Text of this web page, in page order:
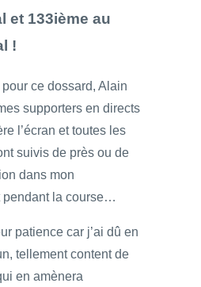
et 133ième au
!
ce dossard, Alain
supporters en directs
l’écran et toutes les
suivis de près ou de
dans mon
pendant la course…
patience car j’ai dû en
tellement content de
en amènera